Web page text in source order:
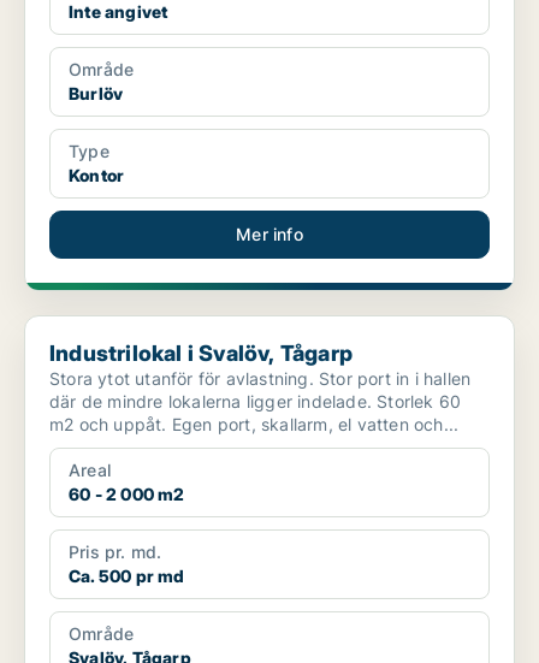
Inte angivet
Område
Burlöv
Type
Kontor
Mer info
Industrilokal i Svalöv, Tågarp
Industrilokal i Svalöv, Tågarp
Stora ytot utanför för avlastning. Stor port in i hallen
där de mindre lokalerna ligger indelade. Storlek 60
m2 och uppåt. Egen port, skallarm, el vatten och...
Areal
60 - 2 000 m2
Pris pr. md.
Ca. 500 pr md
Område
Svalöv, Tågarp